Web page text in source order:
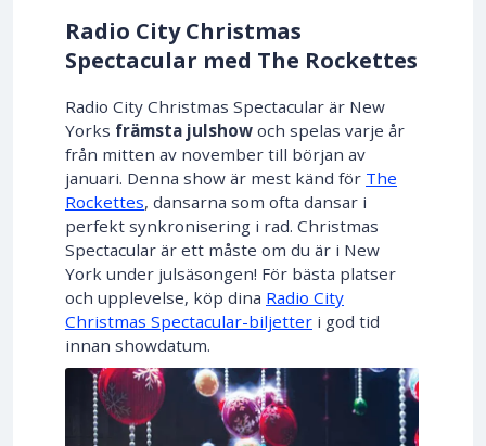
Radio City Christmas
Spectacular med The Rockettes
Radio City Christmas Spectacular är New
Yorks främsta julshow och spelas varje år
från mitten av november till början av
januari. Denna show är mest känd för The
Rockettes, dansarna som ofta dansar i
perfekt synkronisering i rad. Christmas
Spectacular är ett måste om du är i New
York under julsäsongen! För bästa platser
och upplevelse, köp dina Radio City
Christmas Spectacular-biljetter i god tid
innan showdatum.